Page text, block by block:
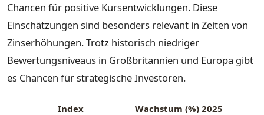
Chancen für positive Kursentwicklungen. Diese
Einschätzungen sind besonders relevant in Zeiten von
Zinserhöhungen. Trotz historisch niedriger
Bewertungsniveaus in Großbritannien und Europa gibt
es Chancen für strategische Investoren.
Index
Wachstum (%) 2025